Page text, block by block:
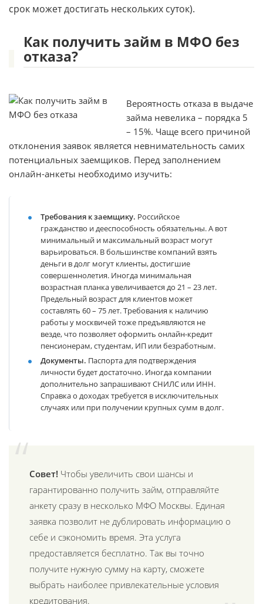
срок может достигать нескольких суток).
Как получить займ в МФО без
отказа?
Вероятность отказа в выдаче
займа невелика – порядка 5
– 15%. Чаще всего причиной
отклонения заявок является невнимательность самих
потенциальных заемщиков. Перед заполнением
онлайн-анкеты необходимо изучить:
Требования к заемщику. Российское
гражданство и дееспособность обязательны. А вот
минимальный и максимальный возраст могут
варьироваться. В большинстве компаний взять
деньги в долг могут клиенты, достигшие
совершеннолетия. Иногда минимальная
возрастная планка увеличивается до 21 – 23 лет.
Предельный возраст для клиентов может
составлять 60 – 75 лет. Требования к наличию
работы у москвичей тоже предъявляются не
везде, что позволяет оформить онлайн-кредит
пенсионерам, студентам, ИП или безработным.
Документы. Паспорта для подтверждения
личности будет достаточно. Иногда компании
дополнительно запрашивают СНИЛС или ИНН.
Справка о доходах требуется в исключительных
случаях или при получении крупных сумм в долг.
Совет! Чтобы увеличить свои шансы и
гарантированно получить займ, отправляйте
анкету сразу в несколько МФО Москвы. Единая
заявка позволит не дублировать информацию о
себе и сэкономить время. Эта услуга
предоставляется бесплатно. Так вы точно
получите нужную сумму на карту, сможете
выбрать наиболее привлекательные условия
кредитования.